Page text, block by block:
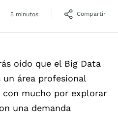
5 minutos Compartir
oído que el Big Data
un área profesional
mucho por explorar
una demanda